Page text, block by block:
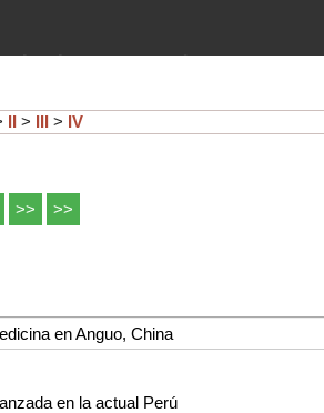
(guerras,
de la
II > III > IV
>> >>
en Anguo, China
en la actual Perú